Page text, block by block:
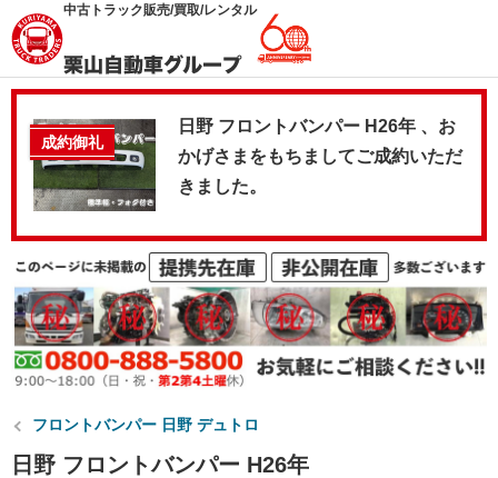
中古トラック販売/買取/レンタル
成約御礼
日野 フロントバンパー H26年 、お
かげさまをもちましてご成約いただ
きました。
フロントバンパー 日野 デュトロ
日野 フロントバンパー H26年